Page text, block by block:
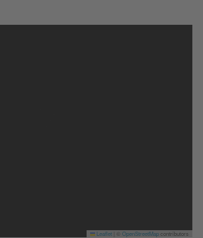
Leaflet OpenStreetMapcontributors